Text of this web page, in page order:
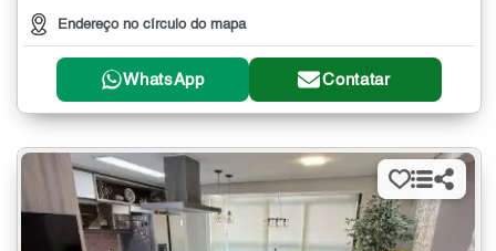
Endereço no círculo do mapa
WhatsApp Contatar